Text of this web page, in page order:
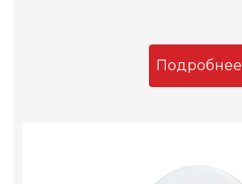
Подробнее